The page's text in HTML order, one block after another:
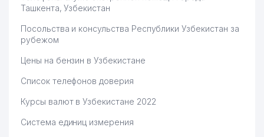
Ташкента, Узбекистан
Посольства и консульства Республики Узбекистан за
рубежом
Цены на бензин в Узбекистане
Список телефонов доверия
Курсы валют в Узбекистане 2022
Система единиц измерения